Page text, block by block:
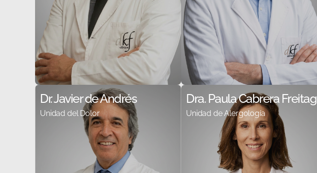
Dr. Javier de Andrés
Unidad del Dolor
Dra. Paula Cabrera Freitag
Unidad de Alergología